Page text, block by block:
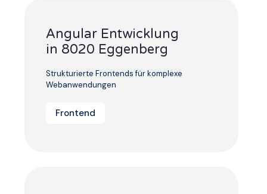
Angular Entwicklung
in 8020 Eggenberg
Strukturierte Frontends für komplexe
Webanwendungen
Frontend